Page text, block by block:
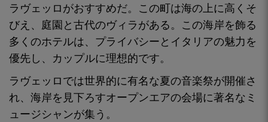
ラヴェッロがおすすめだ。この町は海の上に高くそ
びえ、庭園と古代のヴィラがある。この海岸を飾る
多くのホテルは、プライバシーとイタリアの魅力を
優先し、カップルに理想的です。
ラヴェッロでは世界的に有名な夏の音楽祭が開催さ
れ、海岸を見下ろすオープンエアの会場に著名なミ
ュージシャンが集う。